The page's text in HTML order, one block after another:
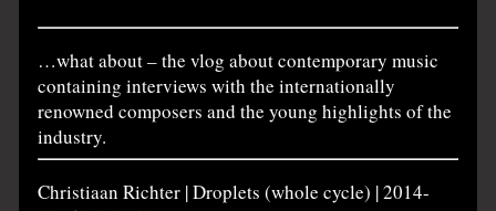
…what about – the vlog about contemporary music
containing interviews with the internationally
renowned composers and the young highlights of the
industry.
Christiaan Richter | Droplets (whole cycle) | 2014-